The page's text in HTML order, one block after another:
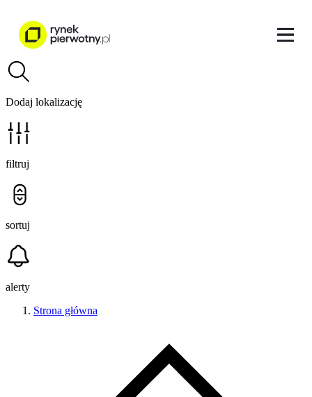
Dodaj lokalizację
filtruj
sortuj
alerty
Strona główna